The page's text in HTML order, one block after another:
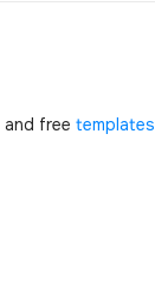
and free templates